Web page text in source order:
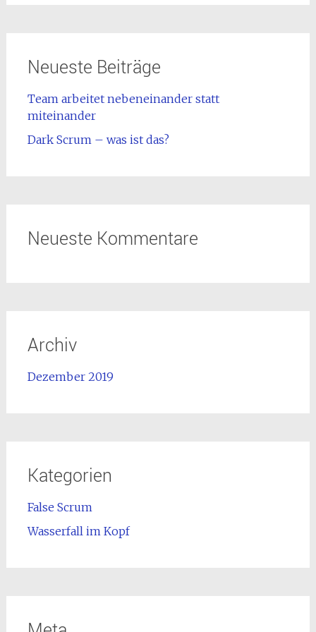
Neueste Beiträge
Team arbeitet nebeneinander statt
miteinander
Dark Scrum – was ist das?
Neueste Kommentare
Archiv
Dezember 2019
Kategorien
False Scrum
Wasserfall im Kopf